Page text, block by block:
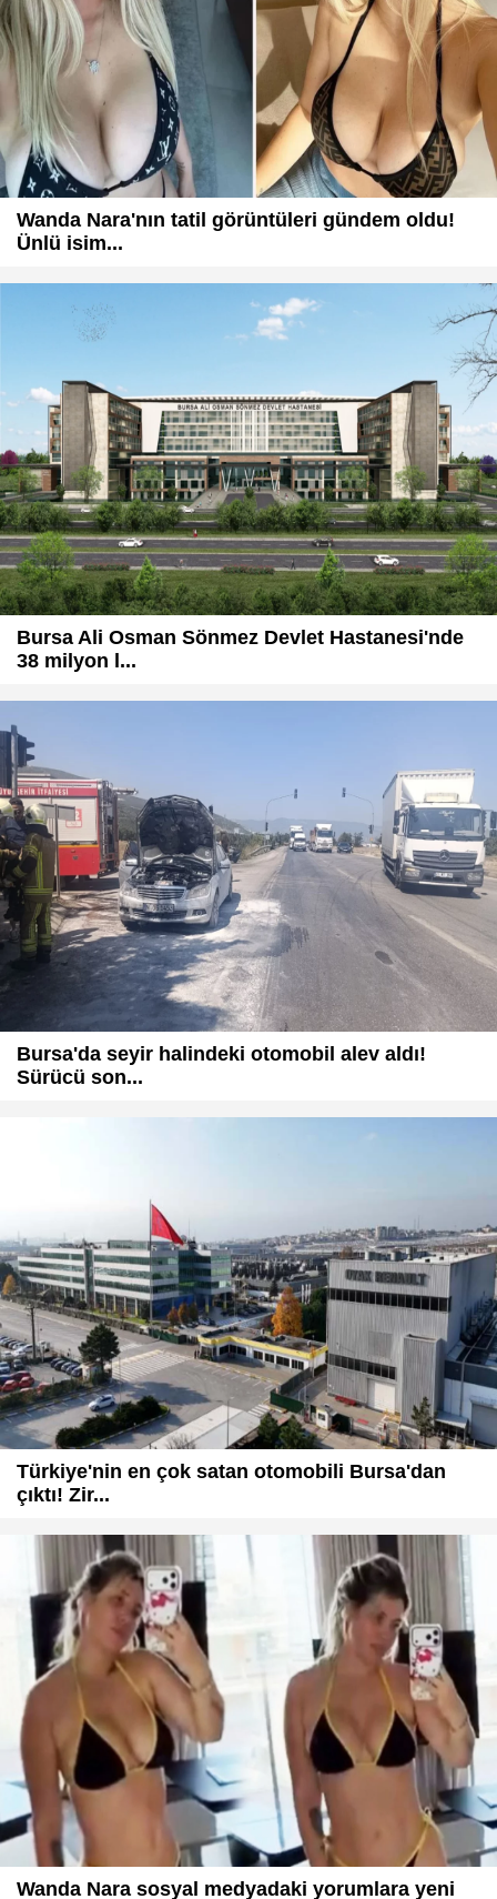
Wanda Nara'nın tatil görüntüleri gündem oldu!
Ünlü isim...
Bursa Ali Osman Sönmez Devlet Hastanesi'nde
38 milyon l...
Bursa'da seyir halindeki otomobil alev aldı!
Sürücü son...
Türkiye'nin en çok satan otomobili Bursa'dan
çıktı! Zir...
Wanda Nara sosyal medyadaki yorumlara yeni